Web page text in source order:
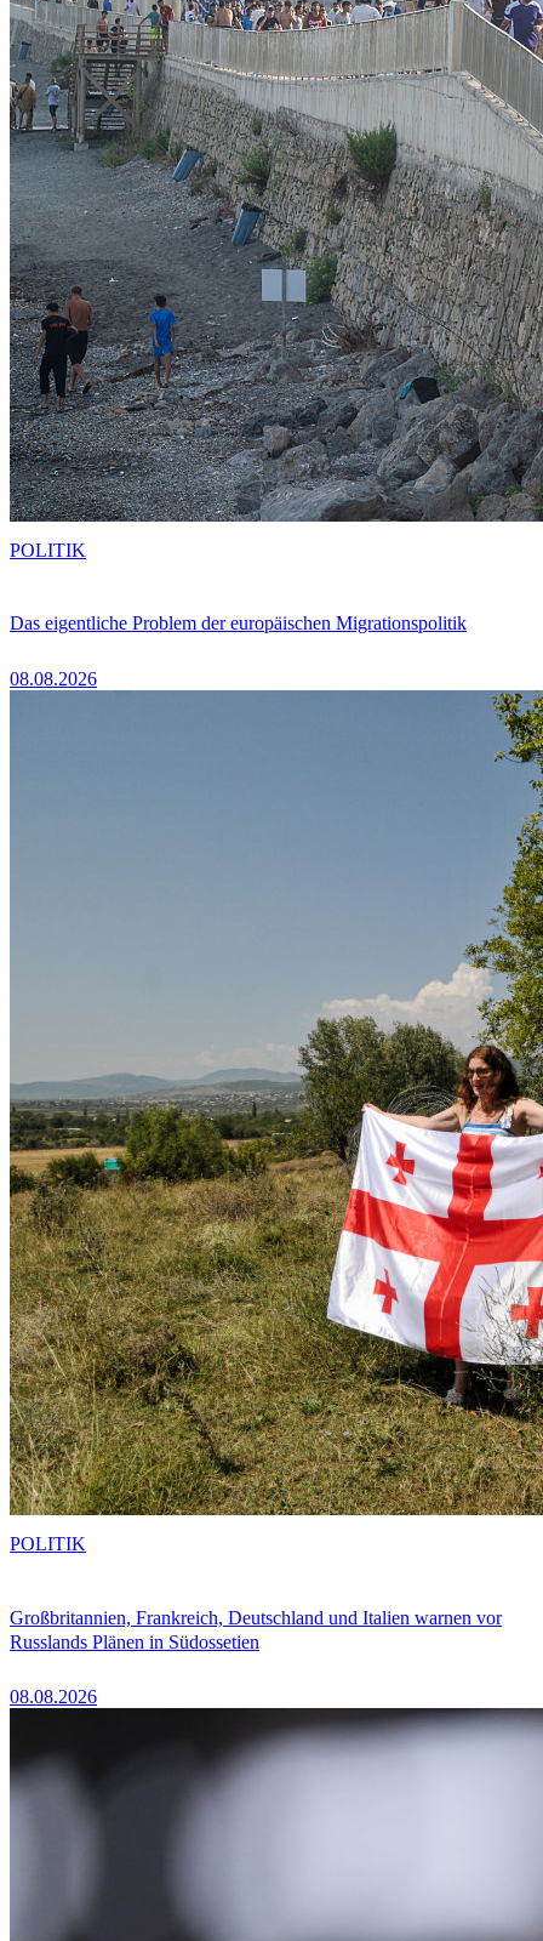
Das eigentliche Problem der europäischen Migrationspolitik
08.08.2026
POLITIK
Großbritannien, Frankreich, Deutschland und Italien warnen vor
Russlands Plänen in Südossetien
08.08.2026
POLITIK